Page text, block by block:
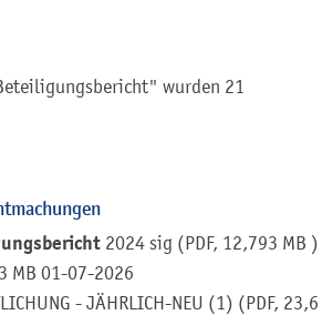
wurden 21
2024 sig (PDF, 12,793 MB )
MB 01-07-2026
- JÄHRLICH-NEU (1) (PDF, 23,6